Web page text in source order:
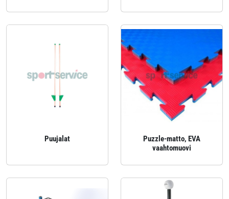
Puujalat
Puzzle-matto, EVA
vaahtomuovi